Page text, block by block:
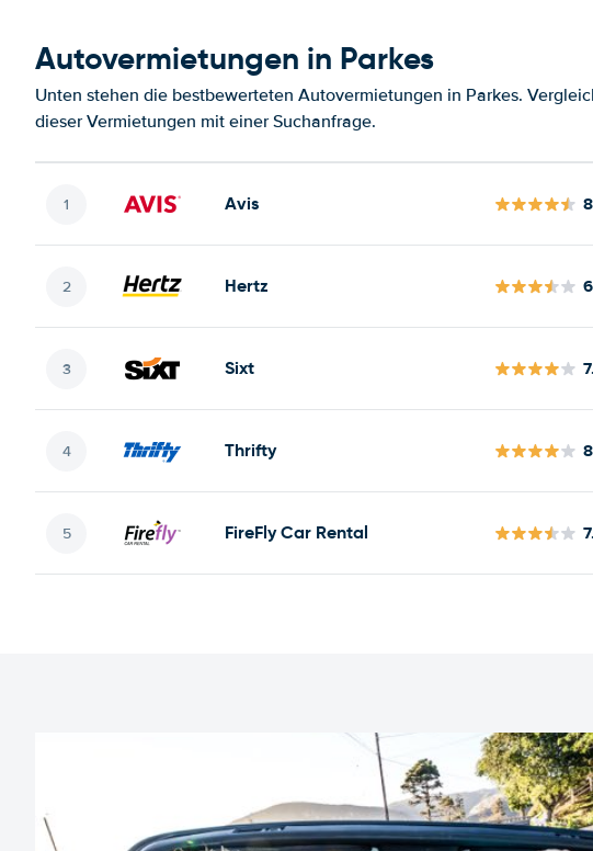
Autovermietungen in Parkes
Unten stehen die bestbewerteten Autovermietungen in Parkes.
dieser Vermietungen mit einer Suchanfrage.
Avis
Hertz
Sixt
Thrifty
FireFly Car Rental